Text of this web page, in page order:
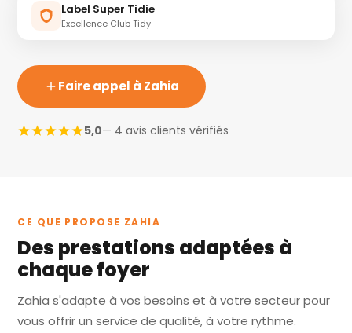
Label Super Tidie
Excellence Club Tidy
Faire appel à Zahia
5,0— 4 avis clients vérifiés
CE QUE PROPOSE ZAHIA
Des prestations adaptées à
chaque foyer
Zahia s'adapte à vos besoins et à votre secteur pour
vous offrir un service de qualité, à votre rythme.